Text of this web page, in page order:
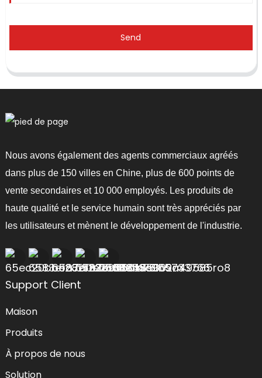
Send
Nous avons également des agents commerciaux agréés
dans plus de 150 villes en Chine, plus de 600 points de
vente secondaires et 10 000 employés. Les produits de
haute qualité et le service humain sont très appréciés par
les utilisateurs et mènent le développement de l'industrie.
Support Client
Maison
Produits
À propos de nous
Solution